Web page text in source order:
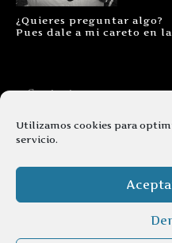
Utilizamos cookies para
servicio.
¿Quieres preguntar algo?
Pues dale a mi careto en
Contacto
Aviso legal